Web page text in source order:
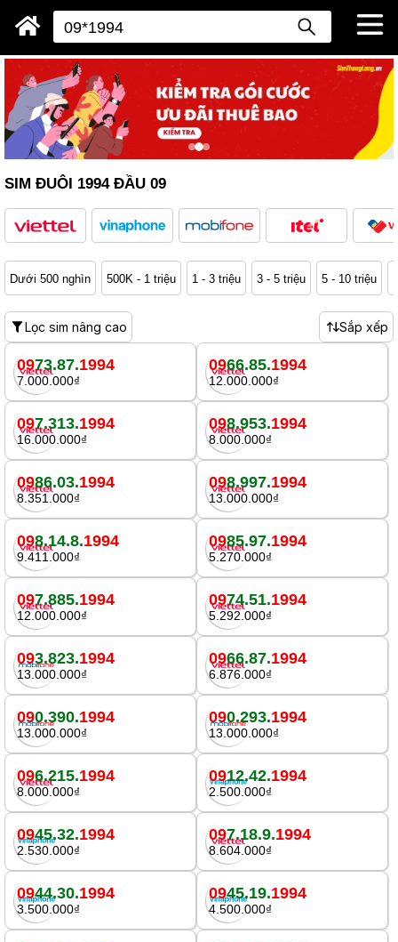
SIM ĐUÔI 1994 ĐẦU 09
Dưới 500 nghìn 500K - 1 triệu 1 - 3 triệu 3 - 5 triệu 5 - 10 triệu
Lọc sim nâng cao Sắp xếp
0973.87.1994
7.000.000₫
0966.85.1994
12.000.000₫
097.313.1994
16.000.000₫
098.953.1994
8.000.000₫
0986.03.1994
8.351.000₫
098.997.1994
13.000.000₫
098.14.8.1994
9.411.000₫
0985.97.1994
5.270.000₫
097.885.1994
12.000.000₫
0974.51.1994
5.292.000₫
093.823.1994
13.000.000₫
0966.87.1994
6.876.000₫
090.390.1994
13.000.000₫
090.293.1994
13.000.000₫
096.215.1994
8.000.000₫
0912.42.1994
2.500.000₫
0945.32.1994
2.530.000₫
097.18.9.1994
8.604.000₫
0944.30.1994
3.500.000₫
0945.19.1994
4.500.000₫